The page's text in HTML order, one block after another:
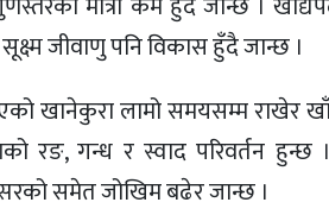
जीवाणु पनि विकास हुँदै जान्छ ।
खानेकुरा लामो समयसम्म राखेर
रङ, गन्ध र स्वाद परिवर्तन
समेत जोखिम बढेर जान्छ ।